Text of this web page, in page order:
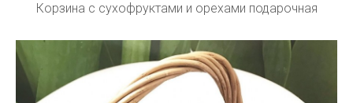
Корзина с сухофруктами и орехами подарочная